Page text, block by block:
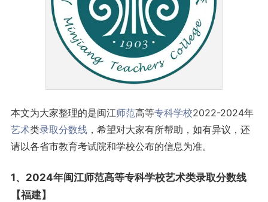
本文为大家整理的是闽江师范高等专科学校2022-2024年
艺术类录取分数线，希望对大家有所帮助，如有异议，还
请以各省市教育考试院和学校公布的信息为准。
1、2024年闽江师范高等专科学校艺术类录取分数线
【福建】